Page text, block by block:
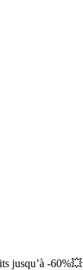
jusqu’à -60%💥